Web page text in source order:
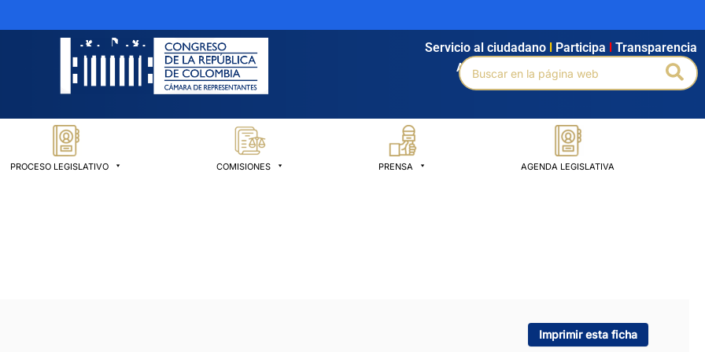
Agendamiento Intranet Búsqueda avanzada
Servicio al ciudadano Participa Transparencia
Buscar
por:
PROCESO LEGISLATIVO COMISIONES PRENSA AGENDA LEGISLATIVA
Imprimir esta ficha